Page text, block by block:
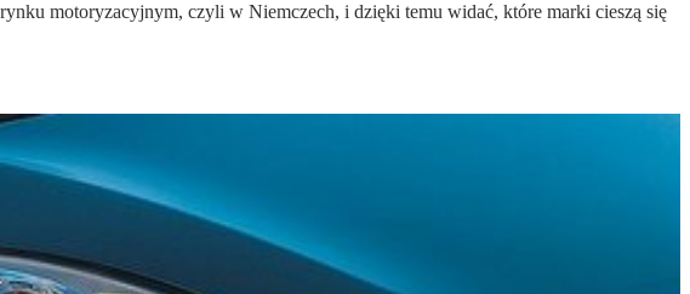
motoryzacyjnym, czyli w Niemczech, i dzięki temu widać, które marki cieszą się